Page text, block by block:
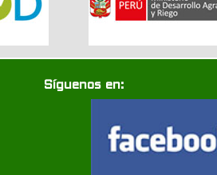
Síguenos en: